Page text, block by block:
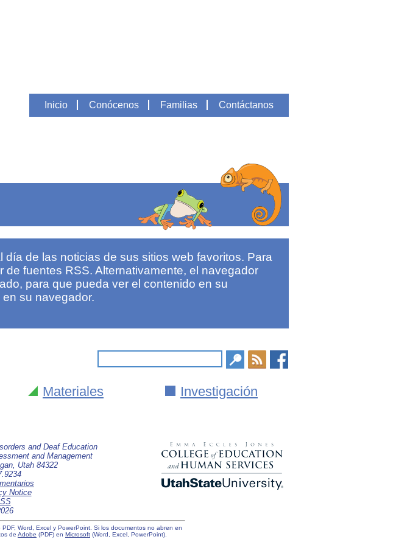
Inicio Conócenos Familias Contáctanos
de las noticias de sus sitios web favoritos. Para
fuentes RSS. Alternativamente, el navegador
para que pueda ver el contenido en su
su navegador.
Materiales Investigación
and Deaf Education
and Management
Utah 84322
Notice
Word, Excel y PowerPoint. Si los documentos no abren en
de Adobe (PDF) en Microsoft(Word, Excel, PowerPoint).